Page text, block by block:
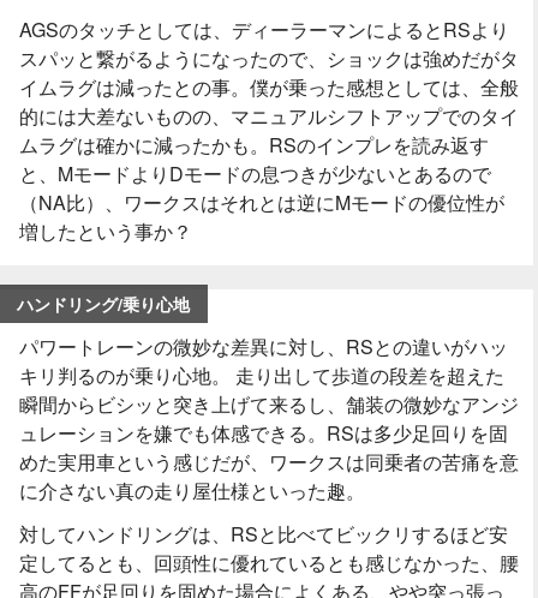
AGSのタッチとしては、ディーラーマンによるとRSより
スパッと繋がるようになったので、ショックは強めだがタ
イムラグは減ったとの事。僕が乗った感想としては、全般
的には大差ないものの、マニュアルシフトアップでのタイ
ムラグは確かに減ったかも。RSのインプレを読み返す
と、MモードよりDモードの息つきが少ないとあるので
（NA比）、ワークスはそれとは逆にMモードの優位性が
増したという事か？
ハンドリング/乗り心地
パワートレーンの微妙な差異に対し、RSとの違いがハッ
キリ判るのが乗り心地。 走り出して歩道の段差を超えた
瞬間からビシッと突き上げて来るし、舗装の微妙なアンジ
ュレーションを嫌でも体感できる。RSは多少足回りを固
めた実用車という感じだが、ワークスは同乗者の苦痛を意
に介さない真の走り屋仕様といった趣。
対してハンドリングは、RSと比べてビックリするほど安
定してるとも、回頭性に優れているとも感じなかった、腰
高のFFが足回りを固めた場合によくある、やや突っ張っ